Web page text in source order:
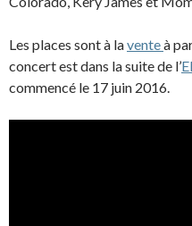
Les places sont à laventeà
concert est dans la suite de l’
commencé le 17 juin 2016.